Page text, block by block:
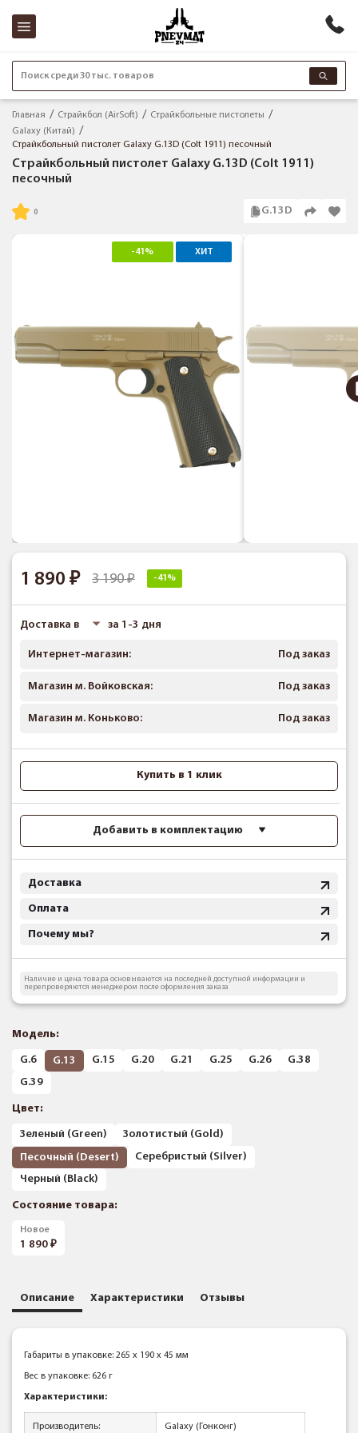
Поиск среди 30 тыс. товаров
Главная Страйкбол (AirSoft)
Страйкбольные пистолеты
Galaxy (Китай)
Страйкбольный пистолет Galaxy G.13D (Colt 1911) песочный
Страйкбольный пистолет Galaxy G.13D (Colt 1911)
песочный
G.13D
-41% ХИТ
1 890 3 190 -41%
Доставка в за 1-3 дня
Интернет-магазин: Под заказ
Магазин м. Войковская: Под заказ
Магазин м. Коньково: Под заказ
Купить в 1 клик
Добавить в комплектацию
Доставка
Оплата
Почему мы?
Наличие и цена товара основываются на последней доступной информации и
перепроверяются менеджером после оформления заказа
Модель:
G.6 G.13 G.15 G.20 G.21 G.25 G.26
G.38
G.39
Цвет:
Зеленый (Green)
Золотистый (Gold)
Песочный (Desert)
Серебристый (Silver)
Черный (Black)
Состояние товара:
Новое
1 890
Описание Характеристики Отзывы
Габариты в упаковке: 265 x 190 x 45 мм
Вес в упаковке: 626 г
Характеристики:
Производитель: Galaxy (Гонконг)